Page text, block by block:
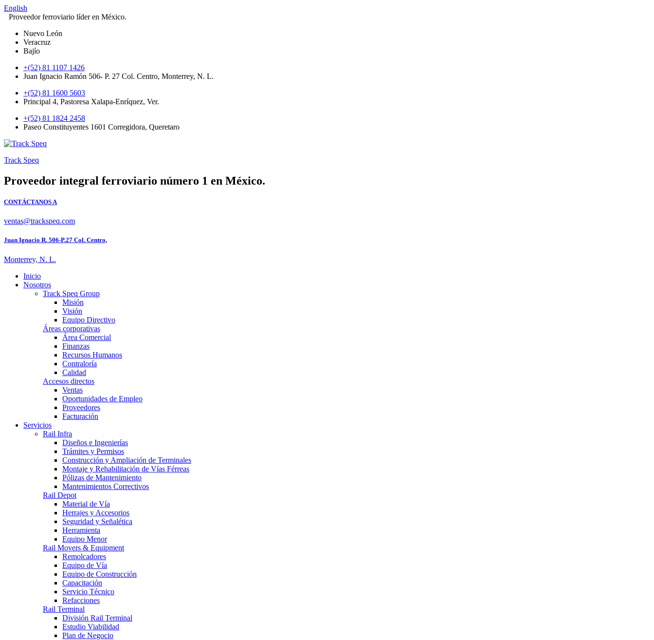
English
Proveedor ferroviario líder en México.
Nuevo León
Veracruz
Bajío
+(52) 81 1107 1426
Juan Ignacio Ramón 506- P. 27 Col. Centro, Monterrey, N. L.
+(52) 81 1600 5603
Principal 4, Pastoresa Xalapa-Enríquez, Ver.
+(52) 81 1824 2458
Paseo Constituyentes 1601 Corregidora, Queretaro
Track Speq
Proveedor integral ferroviario número 1 en México.
CONTÁCTANOS A
ventas@trackspeq.com
Juan Ignacio R. 506-P.27 Col. Centro,
Monterrey, N. L.
Inicio
Nosotros
Track Speq Group
Misión
Visión
Equipo Directivo
Áreas corporativas
Área Comercial
Finanzas
Recursos Humanos
Contraloría
Calidad
Accesos directos
Ventas
Oportunidades de Empleo
Proveedores
Facturación
Servicios
Rail Infra
Diseños e Ingenierías
Trámites y Permisos
Construcción y Ampliación de Terminales
Montaje y Rehabilitación de Vías Férreas
Pólizas de Mantenimiento
Mantenimientos Correctivos
Rail Depot
Material de Vía
Herrajes y Accesorios
Seguridad y Señalética
Herramienta
Equipo Menor
Rail Movers & Equipment
Remolcadores
Equipo de Vía
Equipo de Construcción
Capacitación
Servicio Técnico
Refacciones
Rail Terminal
División Rail Terminal
Estudio Viabilidad
Plan de Negocio